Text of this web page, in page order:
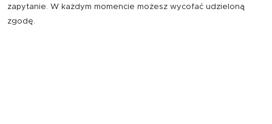
zapytanie. W każdym momencie możesz wycofać udzieloną
zgodę.